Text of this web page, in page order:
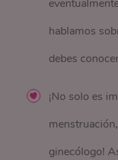
hablamos
debes
¡No solo es
ginecólogo!